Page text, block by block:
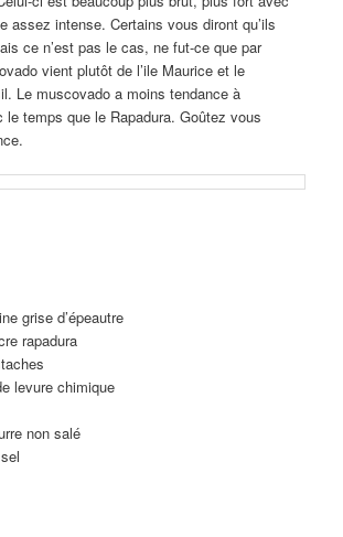
assez intense. Certains vous diront qu’ils
ce n’est pas le cas, ne fut-ce que par
vient plutôt de l’ile Maurice et le
Le muscovado a moins tendance à
le temps que le Rapadura. Goûtez vous
grise d’épeautre
rapadura
levure chimique
non salé